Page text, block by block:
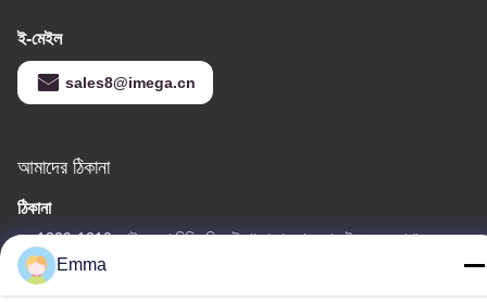
ই-মেইল
sales8@imega.cn
আমাদের ঠিকানা
ঠিকানা
রুম 1209-1210, হাই জুন দা বিল্ডিং বি, গুইঝো দা দাও ঝং, রোংগুই, শুন্ডে, ফোশান,
গুয়াংডং, চীনEmma